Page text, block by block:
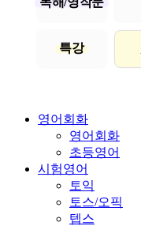
특강
영어회화
영어회화
초등영어
시험영어
토익
토스/오픽
텝스